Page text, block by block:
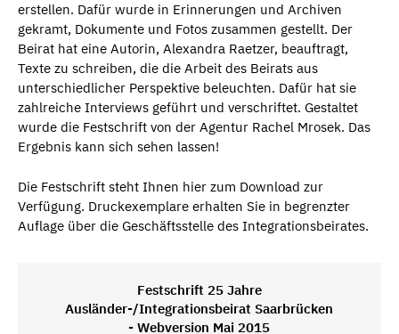
erstellen. Dafür wurde in Erinnerungen und Archiven
gekramt, Dokumente und Fotos zusammen gestellt. Der
Beirat hat eine Autorin, Alexandra Raetzer, beauftragt,
Texte zu schreiben, die die Arbeit des Beirats aus
unterschiedlicher Perspektive beleuchten. Dafür hat sie
zahlreiche Interviews geführt und verschriftet. Gestaltet
wurde die Festschrift von der Agentur Rachel Mrosek. Das
Ergebnis kann sich sehen lassen!
Die Festschrift steht Ihnen hier zum Download zur
Verfügung. Druckexemplare erhalten Sie in begrenzter
Auflage über die Geschäftsstelle des Integrationsbeirates.
Festschrift 25 Jahre
Ausländer-/Integrationsbeirat Saarbrücken
- Webversion Mai 2015